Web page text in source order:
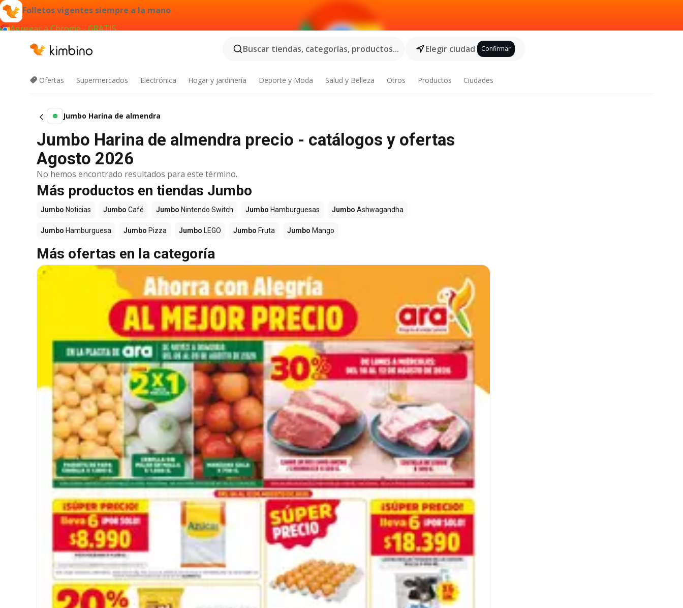
Folletos vigentes siempre a la mano
Agregar a Chrome - GRATIS
Buscar tiendas, categorías, productos...
Elegir ciudad Confirmar
Ofertas Supermercados Electrónica Hogar y jardinería Deporte y Moda Salud y Belleza Otros Productos Ciudades
Jumbo Harina de almendra
Jumbo Harina de almendra precio - catálogos y ofertas
Agosto 2026
No hemos encontrado resultados para este término.
Más productos en tiendas Jumbo
Jumbo Noticias Jumbo Café Jumbo Nintendo Switch Jumbo Hamburguesas Jumbo Ashwagandha
Jumbo Hamburguesa Jumbo Pizza Jumbo LEGO Jumbo Fruta Jumbo Mango
Más ofertas en la categoría